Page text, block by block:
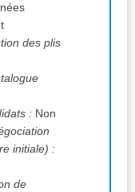
des plis
: Non
sur la base de l'offre initiale) :
de